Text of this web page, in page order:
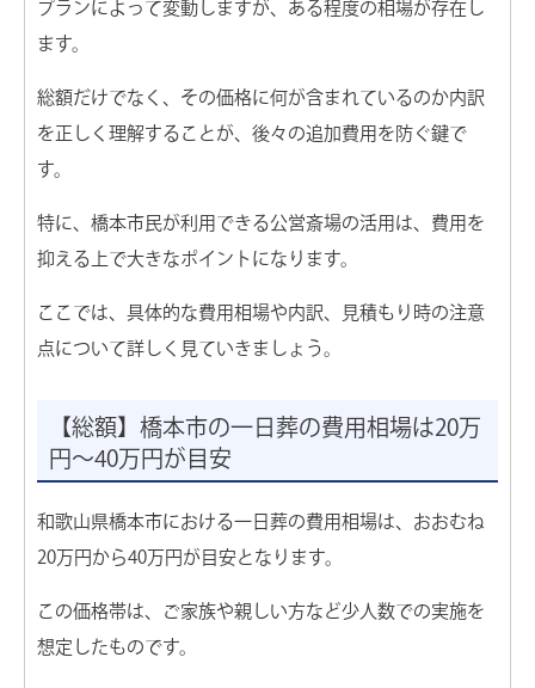
搬送のみ承ります
24時間365日いつでも対応
希望の場所へ搬送いたします
電話をかける（無料）
葬儀費用が最大5万円割引
資料を請求する
プランによって変動しますが、ある程度の相場が存在し
ます。
総額だけでなく、その価格に何が含まれているのか内訳
を正しく理解することが、後々の追加費用を防ぐ鍵で
す。
特に、橋本市民が利用できる公営斎場の活用は、費用を
抑える上で大きなポイントになります。
ここでは、具体的な費用相場や内訳、見積もり時の注意
点について詳しく見ていきましょう。
【総額】橋本市の一日葬の費用相場は20万
円〜40万円が目安
和歌山県橋本市における一日葬の費用相場は、おおむね
20万円から40万円が目安となります。
この価格帯は、ご家族や親しい方など少人数での実施を
想定したものです。